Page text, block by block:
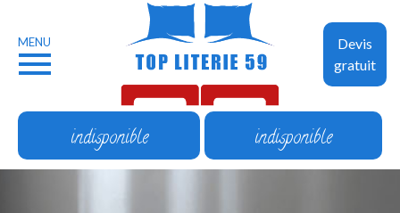
Devis
gratuit
MENU
indisponible indisponible